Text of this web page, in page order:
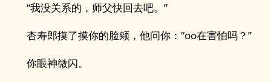
“我没关系的，师父快回去吧。”
杏寿郎摸了摸你的脸颊，他问你：“oo在害怕吗？”
你眼神微闪。